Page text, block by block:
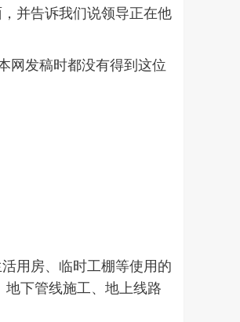
并告诉我们说领导正在他
网发稿时都没有得到这位
用房、临时工棚等使用的
下管线施工、地上线路